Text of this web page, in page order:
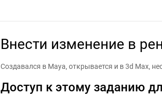
Внести изменение в
Создавался в Maya, открывается и в 3d Max,
Доступ к этому заданию